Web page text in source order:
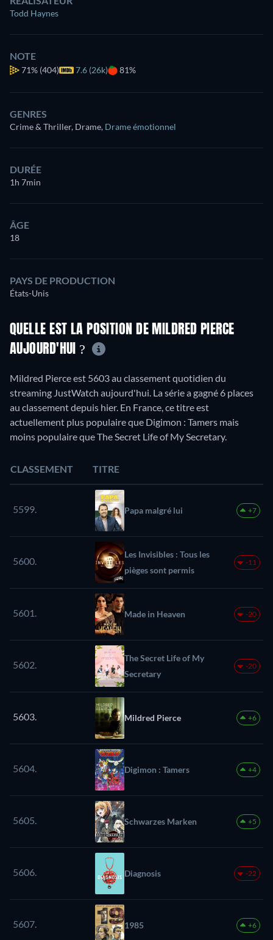
Todd Haynes
NOTE
71% (404) 7.6 (26k) 81%
GENRES
Crime & Thriller, Drame, Drame émotionnel
DURÉE
1h 7min
ÂGE
18
PAYS DE PRODUCTION
États-Unis
QUELLE EST LA POSITION DE MILDRED PIERCE
AUJOURD'HUI ?
Mildred Pierce est 5603 au classement quotidien du
streaming JustWatch aujourd'hui. La série a gagné 6 places
au classement depuis hier. En France, ce titre est
actuellement plus populaire que Digimon : Tamers mais
moins populaire que The Secret Life of My Secretary.
CLASSEMENT TITRE
5599. Papa malgré lui +7
5600.
Les Invisibles : Tous les
pièges sont permis
-11
5601. Made in Heaven -20
5602.
The Secret Life of My
Secretary
-20
5603. Mildred Pierce +6
5604. Digimon : Tamers +4
5605. Schwarzes Marken +5
5606. Diagnosis -22
5607. 1985 +6